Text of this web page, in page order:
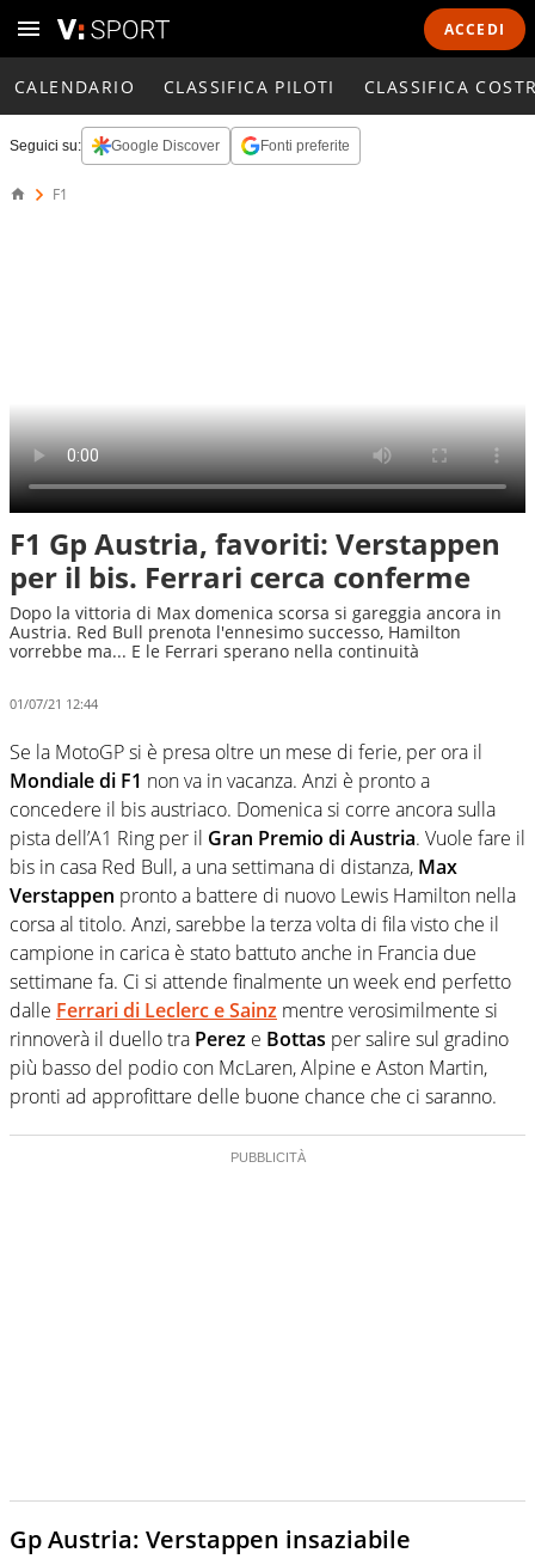
ACCEDI
CALENDARIO CLASSIFICA PILOTI CLASSIFICA
Seguici su: Google Discover Fonti preferite
F1
F1 Gp Austria, favoriti: Verstappen
per il bis. Ferrari cerca conferme
Dopo la vittoria di Max domenica scorsa si gareggia ancora in
Austria. Red Bull prenota l'ennesimo successo, Hamilton
vorrebbe ma... E le Ferrari sperano nella continuità
01/07/21 12:44
Se la MotoGP si è presa oltre un mese di ferie, per ora il
Mondiale di F1 non va in vacanza. Anzi è pronto a
concedere il bis austriaco. Domenica si corre ancora sulla
pista dell’A1 Ring per il Gran Premio di Austria. Vuole fare il
bis in casa Red Bull, a una settimana di distanza, Max
Verstappen pronto a battere di nuovo Lewis Hamilton nella
corsa al titolo. Anzi, sarebbe la terza volta di fila visto che il
campione in carica è stato battuto anche in Francia due
settimane fa. Ci si attende finalmente un week end perfetto
dalle Ferraridi LeclerceSainz mentre verosimilmente si
rinnoverà il duello tra Perez e Bottas per salire sul gradino
più basso del podio con McLaren, Alpine e Aston Martin,
pronti ad approfittare delle buone chance che ci saranno.
Gp Austria: Verstappen insaziabile